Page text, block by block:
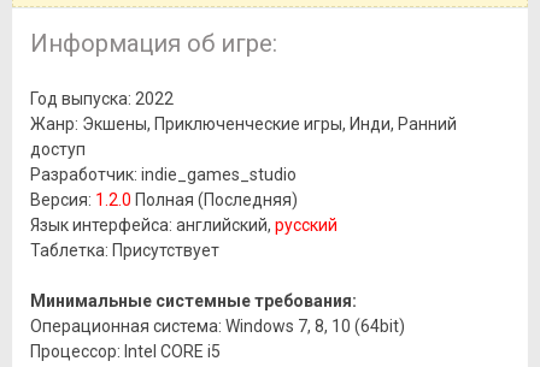
Информация об игре:
Год выпуска: 2022
Жанр: Экшены, Приключенческие игры, Инди, Ранний
доступ
Разработчик: indie_games_studio
Версия: 1.2.0 Полная (Последняя)
Язык интерфейса: английский, русский
Таблетка: Присутствует
Минимальные системные требования:
Операционная система: Windows 7, 8, 10 (64bit)
Процессор: Intel CORE i5